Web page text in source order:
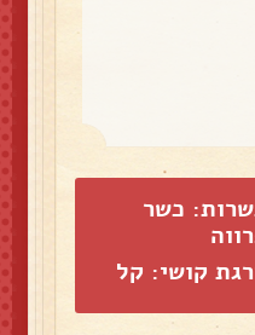
כשר
קושי: קל